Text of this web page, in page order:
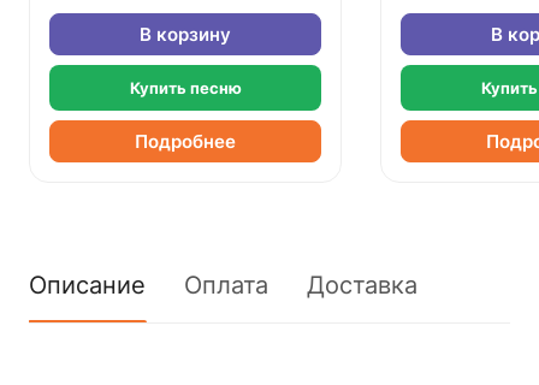
В корзину
Купить песню
Подробнее
В
Описание Оплата Доставка